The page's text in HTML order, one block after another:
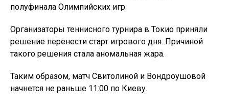
полуфинала Олимпийских игр.
Организаторы теннисного турнира в Токио приняли
решение перенести старт игрового дня. Причиной
такого решения стала аномальная жара.
Таким образом, матч Свитолиной и Вондроушовой
начнется не раньше 11:00 по Киеву.